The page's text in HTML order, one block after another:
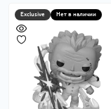
Exclusive Нет в наличии